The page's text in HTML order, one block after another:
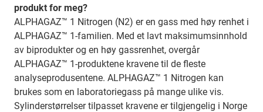
produkt for meg?
ALPHAGAZ™ 1 Nitrogen (N2) er en gass med høy renhet i
ALPHAGAZ™ 1-familien. Med et lavt maksimumsinnhold
av biprodukter og en høy gassrenhet, overgår
ALPHAGAZ™ 1-produktene kravene til de fleste
analyseprodusentene. ALPHAGAZ™ 1 Nitrogen kan
brukes som en laboratoriegass på mange ulike vis.
Sylinderstørrelser tilpasset kravene er tilgjengelig i Norge